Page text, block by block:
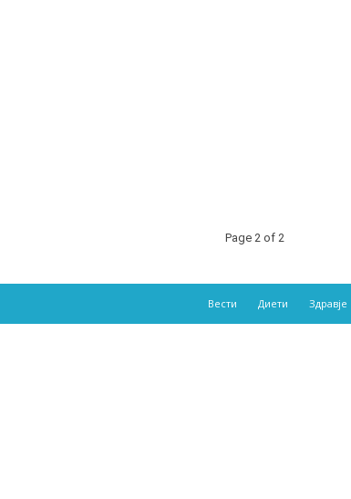
Page 2 of 2
Вести Диети Здравје